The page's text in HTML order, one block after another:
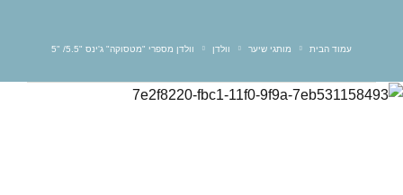
עמוד הבית מותגי שיער וולדן וולדן מספרי "מטסוקה" ג'ינס "5.5/ "5